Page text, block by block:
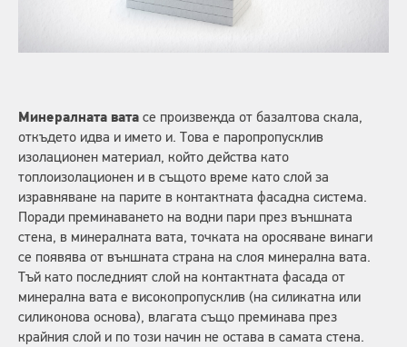
Минералната вата се произвежда от базалтова скала,
откъдето идва и името и. Това е паропропусклив
изолационен материал, който действа като
топлоизолационен и в същото време като слой за
изравняване на парите в контактната фасадна система.
Поради преминаването на водни пари през външната
стена, в минералната вата, точката на оросяване винаги
се появява от външната страна на слоя минерална вата.
Тъй като последният слой на контактната фасада от
минерална вата е високопропусклив (на силикатна или
силиконова основа), влагата също преминава през
крайния слой и по този начин не остава в самата стена.